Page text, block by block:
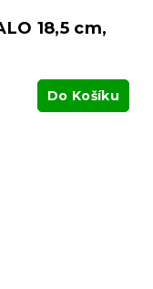
18,5 cm,
Do Košíku